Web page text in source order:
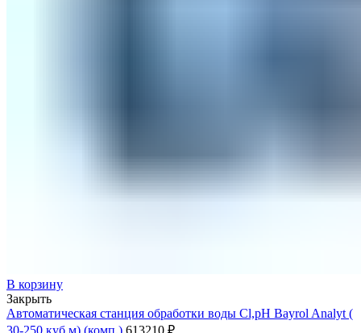
В корзину
Закрыть
Автоматическая станция обработки воды Cl,pH Bayrol Analyt (
30-250 куб.м) (комп.) 613210 ₽